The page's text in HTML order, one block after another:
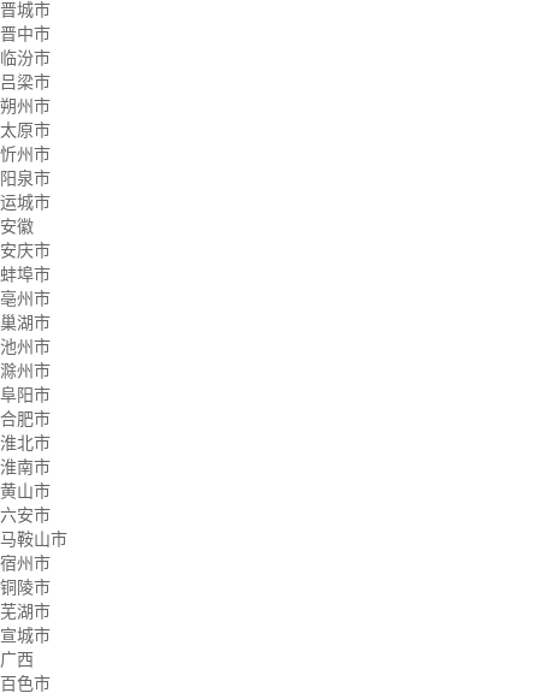
晋城市
晋中市
临汾市
吕梁市
朔州市
太原市
忻州市
阳泉市
运城市
安徽
安庆市
蚌埠市
亳州市
巢湖市
池州市
滁州市
阜阳市
合肥市
淮北市
淮南市
黄山市
六安市
马鞍山市
宿州市
铜陵市
芜湖市
宣城市
广西
百色市